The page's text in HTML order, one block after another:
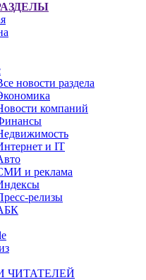
новости раздела
компаний
и IT
и реклама
релизы
ЧИТАТЕЛЕЙ